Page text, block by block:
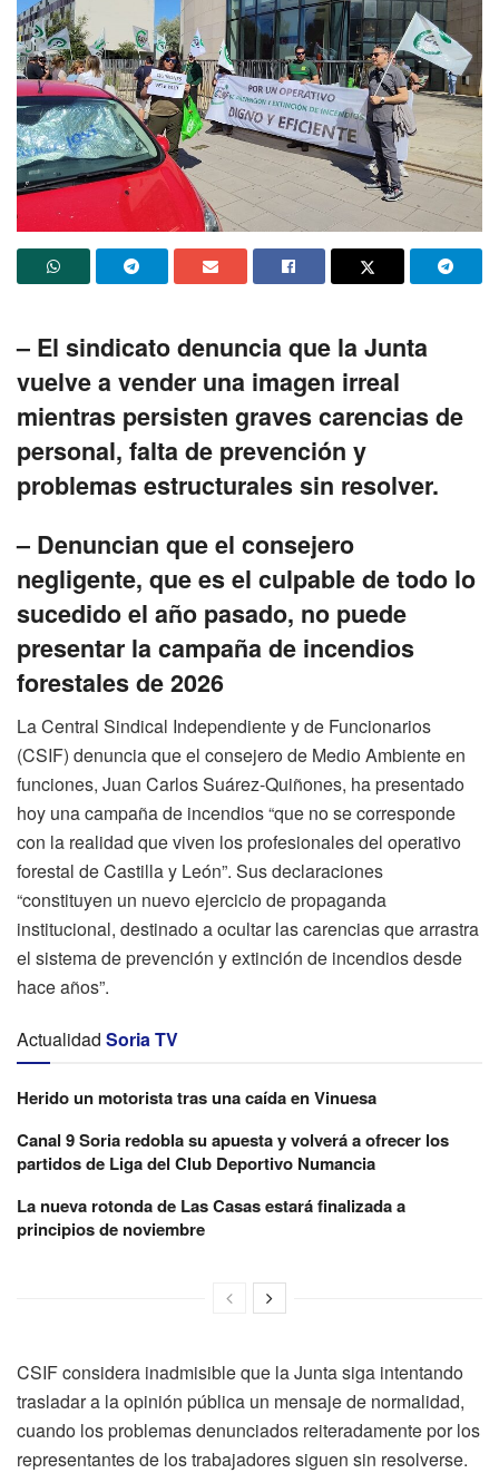
– El sindicato denuncia que la Junta
vuelve a vender una imagen irreal
mientras persisten graves carencias de
personal, falta de prevención y
problemas estructurales sin resolver.
– Denuncian que el consejero
negligente, que es el culpable de todo lo
sucedido el año pasado, no puede
presentar la campaña de incendios
forestales de 2026
La Central Sindical Independiente y de Funcionarios
(CSIF) denuncia que el consejero de Medio Ambiente en
funciones, Juan Carlos Suárez-Quiñones, ha presentado
hoy una campaña de incendios “que no se corresponde
con la realidad que viven los profesionales del operativo
forestal de Castilla y León”. Sus declaraciones
“constituyen un nuevo ejercicio de propaganda
institucional, destinado a ocultar las carencias que arrastra
el sistema de prevención y extinción de incendios desde
hace años”.
Actualidad Soria TV
Herido un motorista tras una caída en Vinuesa
Canal 9 Soria redobla su apuesta y volverá a ofrecer los
partidos de Liga del Club Deportivo Numancia
La nueva rotonda de Las Casas estará finalizada a
principios de noviembre
CSIF considera inadmisible que la Junta siga intentando
trasladar a la opinión pública un mensaje de normalidad,
cuando los problemas denunciados reiteradamente por los
representantes de los trabajadores siguen sin resolverse.